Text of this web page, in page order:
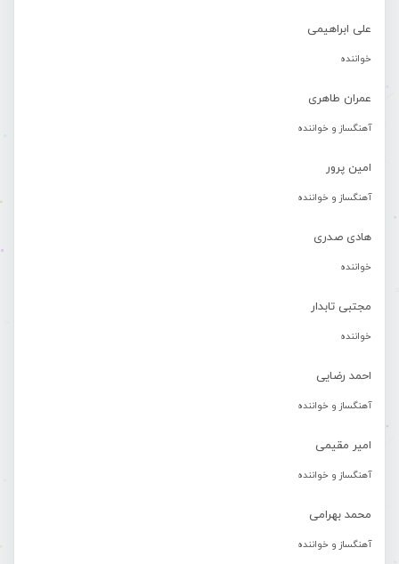
علی ابراهیمی
خواننده
عمران طاهری
آهنگساز و خواننده
امین پرور
آهنگساز و خواننده
هادی صدری
خواننده
مجتبی تابدار
خواننده
احمد رضایی
آهنگساز و خواننده
امیر مقیمی
آهنگساز و خواننده
محمد بهرامی
آهنگساز و خواننده